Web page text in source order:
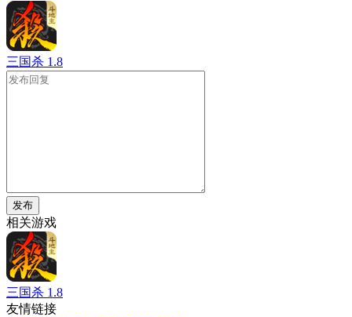
三国杀 1.8
发布
相关游戏
三国杀 1.8
友情链接